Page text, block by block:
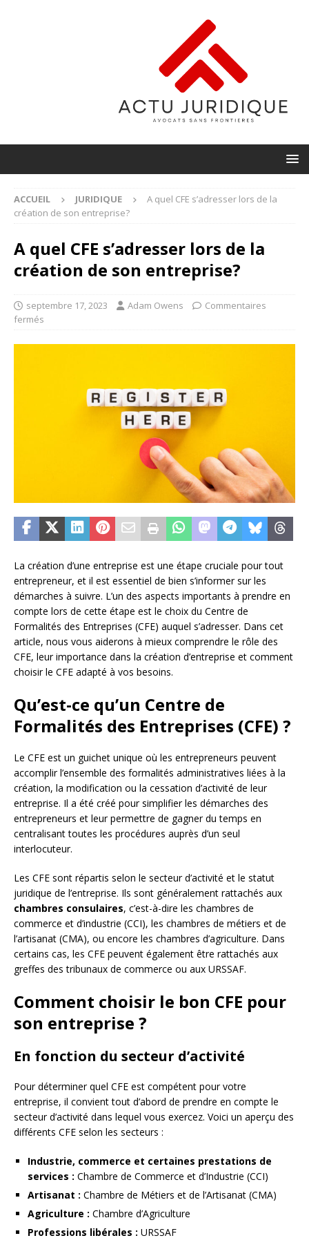
ACCUEIL JURIDIQUE
A quel CFE s’adresser lors de la
création de son entreprise?
A quel CFE s’adresser lors de la
création de son entreprise?
septembre 17, 2023 Adam Owens
Commentaires
fermés
La création d’une entreprise est une étape cruciale pour tout
entrepreneur, et il est essentiel de bien s’informer sur les
démarches à suivre. L’un des aspects importants à prendre en
compte lors de cette étape est le choix du Centre de
Formalités des Entreprises (CFE) auquel s’adresser. Dans cet
article, nous vous aiderons à mieux comprendre le rôle des
CFE, leur importance dans la création d’entreprise et comment
choisir le CFE adapté à vos besoins.
Qu’est-ce qu’un Centre de
Formalités des Entreprises (CFE) ?
Le CFE est un guichet unique où les entrepreneurs peuvent
accomplir l’ensemble des formalités administratives liées à la
création, la modification ou la cessation d’activité de leur
entreprise. Il a été créé pour simplifier les démarches des
entrepreneurs et leur permettre de gagner du temps en
centralisant toutes les procédures auprès d’un seul
interlocuteur.
Les CFE sont répartis selon le secteur d’activité et le statut
juridique de l’entreprise. Ils sont généralement rattachés aux
chambres consulaires, c’est-à-dire les chambres de
commerce et d’industrie (CCI), les chambres de métiers et de
l’artisanat (CMA), ou encore les chambres d’agriculture. Dans
certains cas, les CFE peuvent également être rattachés aux
greffes des tribunaux de commerce ou aux URSSAF.
Comment choisir le bon CFE pour
son entreprise ?
En fonction du secteur d’activité
Pour déterminer quel CFE est compétent pour votre
entreprise, il convient tout d’abord de prendre en compte le
secteur d’activité dans lequel vous exercez. Voici un aperçu des
différents CFE selon les secteurs :
Industrie, commerce et certaines prestations de
services : Chambre de Commerce et d’Industrie (CCI)
Artisanat : Chambre de Métiers et de l’Artisanat (CMA)
Agriculture : Chambre d’Agriculture
Professions libérales : URSSAF